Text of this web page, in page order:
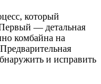
который
— детальная
комбайна на
и исправить